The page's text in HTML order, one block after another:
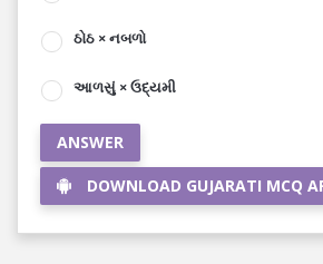
ઠોઠ × નબળો
આળસું × ઉદ્યમી
ANSWER
DOWNLOAD GUJARATI MCQ